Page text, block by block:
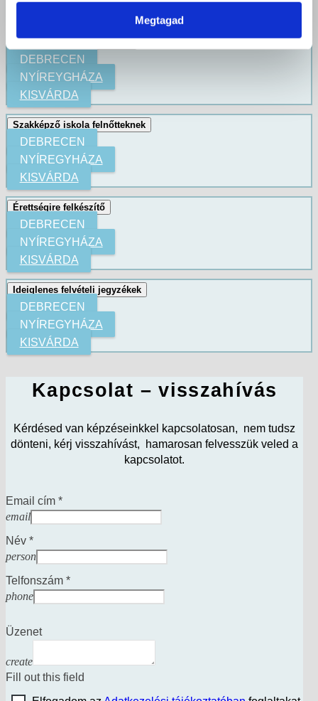
Megtagad
DEBRECEN
NYÍREYGHÁZA
KISVÁRDA
Szakképző iskola felnőtteknek
DEBRECEN
NYÍREGYHÁZA
KISVÁRDA
Érettségire felkészítő
DEBRECEN
NYÍREGYHÁZA
KISVÁRDA
Ideiglenes felvételi jegyzékek
DEBRECEN
NYÍREGYHÁZA
KISVÁRDA
Kapcsolat – visszahívás
Kérdésed van képzéseinkkel kapcsolatosan, nem tudsz
dönteni, kérj visszahívást, hamarosan felvesszük veled a
kapcsolatot.
Email cím *
email
Név *
person
Telfonszám *
phone
Üzenet
create
Fill out this field